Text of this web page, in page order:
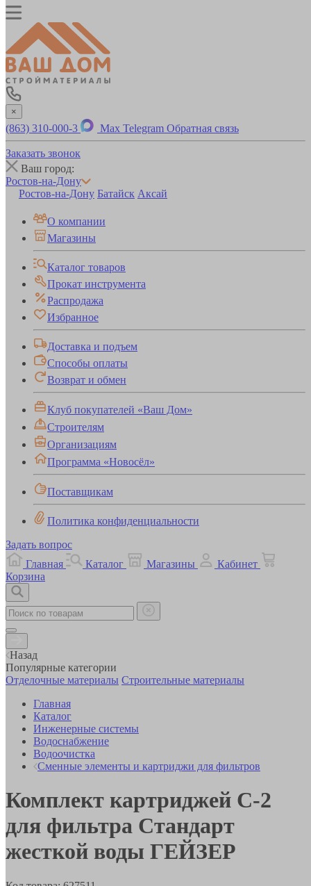
×
(863) 310-000-3 Max Telegram Обратная связь
Заказать звонок
Ваш город:
Ростов-на-Дону
Ростов-на-Дону Батайск Аксай
О компании
Магазины
Каталог товаров
Прокат инструмента
Распродажа
Избранное
Доставка и подъем
Способы оплаты
Возврат и обмен
Клуб покупателей «Ваш Дом»
Строителям
Организациям
Программа «Новосёл»
Поставщикам
Политика конфиденциальности
Задать вопрос
Главная
Каталог Магазины
Кабинет
Корзина
Назад
Популярные категории
Отделочные материалы Строительные материалы
Главная
Каталог
Инженерные системы
Водоснабжение
Водоочистка
Сменные элементы и картриджи для фильтров
Комплект картриджей С-2
для фильтра Стандарт
жесткой воды ГЕЙЗЕР